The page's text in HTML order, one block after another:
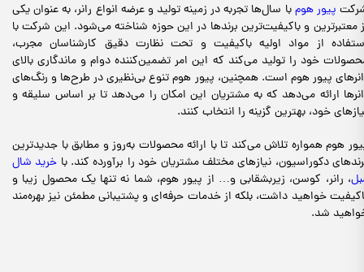
پیور هومبا سال‌ها تجربه در زمینه تولید و عرضه انواع رانر، به عنوان یکی
معتبرترین و باکیفیت‌ترین برندها در این حوزه شناخته می‌شود. این شرکت با
از مواد اولیه باکیفیت و تحت نظارت دقیق کارشناسان مجرب،
خود را تولید می‌کند که این امر تضمین‌کننده دوام و ماندگاری بالای
پیور هوم است. همچنین، پیور هوم تنوع بی‌نظیری در طرح‌ها و رنگ‌های
ارائه می‌دهد که به مشتریان این امکان را می‌دهد تا بر اساس سلیقه و
خود، بهترین گزینه را انتخاب کنند.
هوم همواره تلاش می‌کند تا با ارائه محصولات به‌روز و مطابق با جدیدترین
دکوراسیون، نیازهای مختلف مشتریان خود را برآورده کند. با خرید شال
، رانر، کوسن، زیربشقابی و… از پیور هوم، شما نه تنها یک محصول زیبا و
خواهید داشت، بلکه از خدمات حرفه‌ای و پشتیبانی مطمئن نیز بهره‌مند
شد.